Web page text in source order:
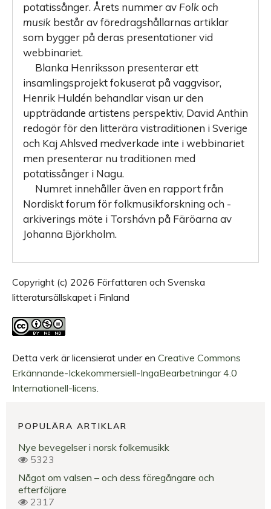
potatissånger. Årets nummer av Folk och
musik består av föredragshållarnas artiklar
som bygger på deras presentationer vid
webbinariet.
Blanka Henriksson presenterar ett
insamlingsprojekt fokuserat på vaggvisor,
Henrik Huldén behandlar visan ur den
uppträdande artistens perspektiv, David Anthin
redogör för den litterära vistraditionen i Sverige
och Kaj Ahlsved medverkade inte i webbinariet
men presenterar nu traditionen med
potatissånger i Nagu.
Numret innehåller även en rapport från
Nordiskt forum för folkmusikforskning och -
arkiverings möte i Torshávn på Färöarna av
Johanna Björkholm.
Copyright (c) 2026 Författaren och Svenska
litteratursällskapet i Finland
Detta verk är licensierat under en Creative Commons
Erkännande-Ickekommersiell-IngaBearbetningar 4.0
Internationell-licens.
POPULÄRA ARTIKLAR
Nye bevegelser i norsk folkemusikk
5323
Något om valsen – och dess föregångare och
efterföljare
2317